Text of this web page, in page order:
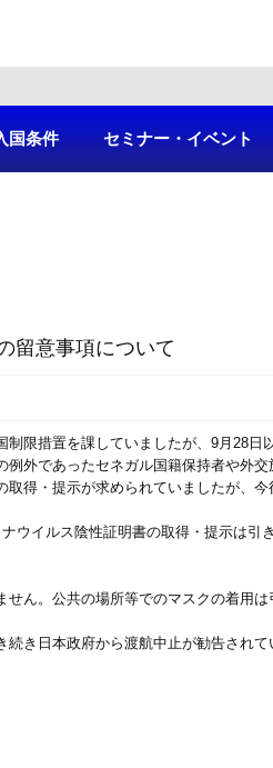
国条件 セミナー・イベント
留意事項について
限措置を課していましたが、9月28
外であったセネガル国籍保持者や外
得・提示が求められていましたが、今
ウイルス陰性証明書の取得・提示は引
ん。公共の場所等でのマスクの着用は
き日本政府から渡航中止が勧告されて